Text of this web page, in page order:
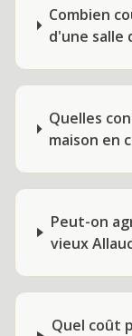
Combien
d'une salle
Quelles
maison en
Peut-on
vieux
Quel coût